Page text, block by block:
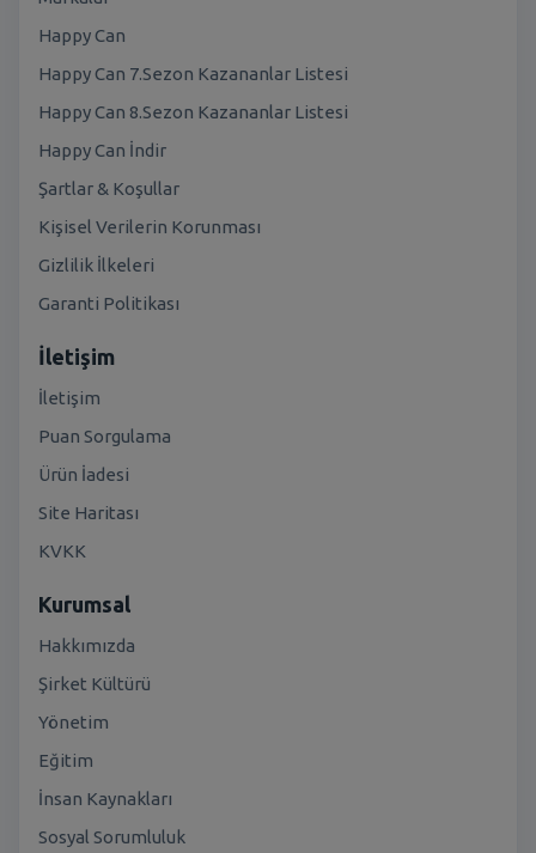
Happy Can
Happy Can 7.Sezon Kazananlar Listesi
Happy Can 8.Sezon Kazananlar Listesi
Happy Can İndir
Şartlar & Koşullar
Kişisel Verilerin Korunması
Gizlilik İlkeleri
Garanti Politikası
İletişim
İletişim
Puan Sorgulama
Ürün İadesi
Site Haritası
KVKK
Kurumsal
Hakkımızda
Şirket Kültürü
Yönetim
Eğitim
İnsan Kaynakları
Sosyal Sorumluluk